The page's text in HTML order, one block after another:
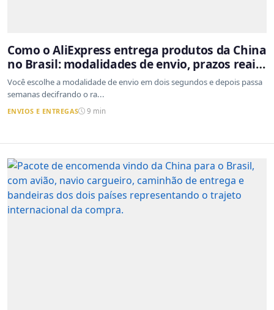
Como o AliExpress entrega produtos da China
no Brasil: modalidades de envio, prazos reais
e o que a Cainiao tem a ver com isso
Você escolhe a modalidade de envio em dois segundos e depois passa
semanas decifrando o ra...
ENVIOS E ENTREGAS 9 min